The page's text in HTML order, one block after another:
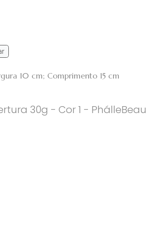
10 cm; Comprimento 15 cm
30g - Cor 1 -